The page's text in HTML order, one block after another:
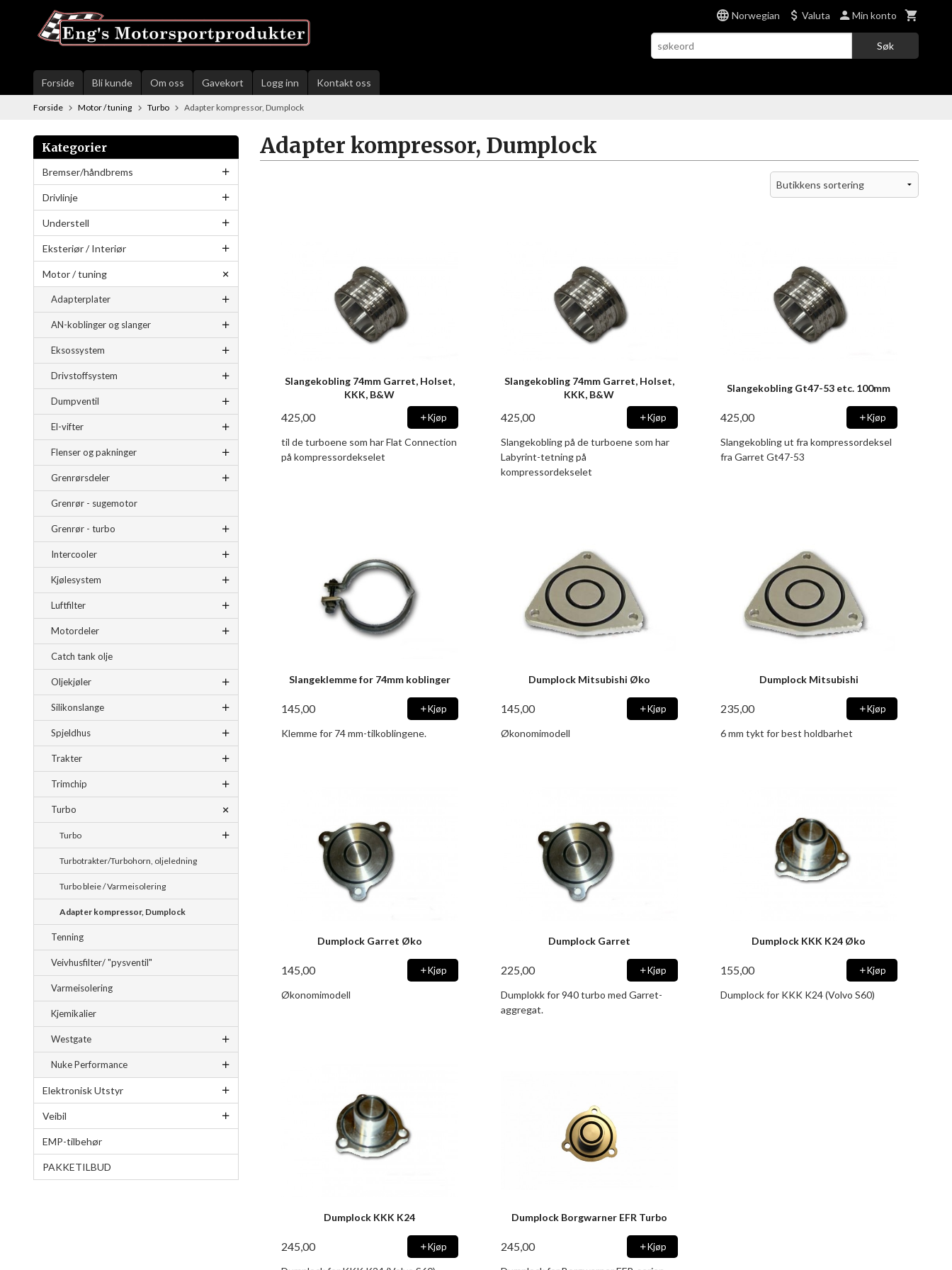
innholdet
Norwegian Valuta Min konto
Søk
Forside Bli kunde Om oss Gavekort Logg inn Kontakt oss
Forside Motor / tuning Turbo Adapter kompressor, Dumplock
Kategorier
Bremser/håndbrems
Drivlinje
Understell
Eksteriør / Interiør
Motor / tuning
Adapterplater
AN-koblinger og slanger
Eksossystem
Drivstoffsystem
Dumpventil
El-vifter
Flenser og pakninger
Grenrørsdeler
Grenrør - sugemotor
Grenrør - turbo
Intercooler
Kjølesystem
Luftfilter
Motordeler
Catch tank olje
Oljekjøler
Silikonslange
Spjeldhus
Trakter
Trimchip
Turbo
Turbo
Turbotrakter/Turbohorn, oljeledning
Turbo bleie / Varmeisolering
Adapter kompressor, Dumplock
Tenning
Veivhusfilter/ "pysventil"
Varmeisolering
Kjemikalier
Westgate
Nuke Performance
Elektronisk Utstyr
Veibil
EMP-tilbehør
PAKKETILBUD
Adapter kompressor, Dumplock
Slangekobling 74mm Garret, Holset,
KKK, B&W
425,00 Kjøp
til de turboene som har Flat Connection
på kompressordekselet
Slangekobling 74mm Garret, Holset,
KKK, B&W
425,00 Kjøp
Slangekobling på de turboene som har
Labyrint-tetning på
kompressordekselet
Slangekobling Gt47-53 etc. 100mm
425,00 Kjøp
Slangekobling ut fra kompressordeksel
fra Garret Gt47-53
Slangeklemme for 74mm koblinger
145,00 Kjøp
Klemme for 74 mm-tilkoblingene.
Dumplock Mitsubishi Øko
145,00 Kjøp
Økonomimodell
Dumplock Mitsubishi
235,00 Kjøp
6 mm tykt for best holdbarhet
Dumplock Garret Øko
145,00 Kjøp
Økonomimodell
Dumplock Garret
225,00 Kjøp
Dumplokk for 940 turbo med Garret-
aggregat.
Dumplock KKK K24 Øko
155,00 Kjøp
Dumplock for KKK K24 (Volvo S60)
Dumplock KKK K24
245,00 Kjøp
Dumplock Borgwarner EFR Turbo
245,00 Kjøp